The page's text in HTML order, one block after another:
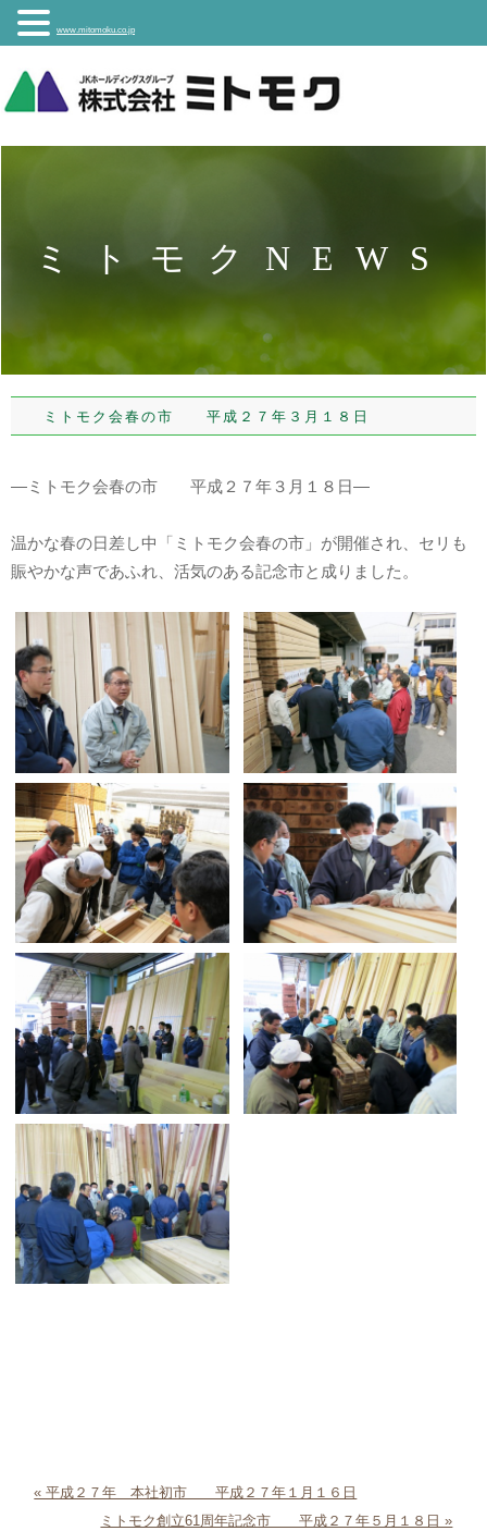
ミトモクNEWS
ミトモク会春の市 平成２７年３月１８日
―ミトモク会春の市 平成２７年３月１８日―
温かな春の日差し中「ミトモク会春の市」が開催され、セリも
賑やかな声であふれ、活気のある記念市と成りました。
« 平成２７年 本社初市 平成２７年１月１６日
ミトモク創立61周年記念市 平成２７年５月１８日 »
www.mitomoku.co.jp